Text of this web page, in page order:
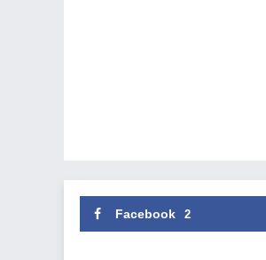
Facebook 2